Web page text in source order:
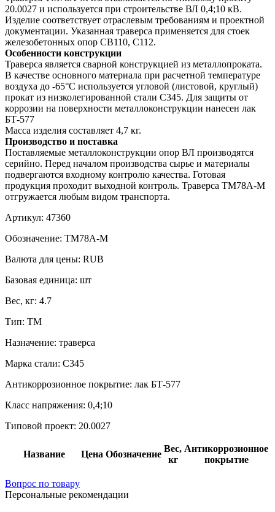
20.0027 и используется при строительстве ВЛ 0,4;10 кВ.
Изделие соответствует отраслевым требованиям и проектной
документации. Указанная траверса применяется для стоек
железобетонных опор СВ110, С112.
Особенности конструкции
Траверса является сварной конструкцией из металлопроката.
В качестве основного материала при расчетной температуре
воздуха до -65°С используется угловой (листовой, круглый)
прокат из низколегированной стали С345. Для защиты от
коррозии на поверхности металлоконструкции нанесен лак
БТ-577
Масса изделия составляет 4,7 кг.
Производство и поставка
Поставляемые металлоконструкции опор ВЛ производятся
серийно. Перед началом производства сырье и материалы
подвергаются входному контролю качества. Готовая
продукция проходит выходной контроль. Траверса ТМ78А-М
отгружается любым видом транспорта.
Артикул: 47360
Обозначение: ТМ78А-М
Валюта для цены: RUB
Базовая единица: шт
Вес, кг: 4.7
Тип: ТМ
Назначение: траверса
Марка стали: С345
Антикоррозионное покрытие: лак БТ-577
Класс напряжения: 0,4;10
Типовой проект: 20.0027
Название Цена Обозначение
Вес,
кг
Антикоррозионное
покрытие
Вопрос по товару
Персональные рекомендации